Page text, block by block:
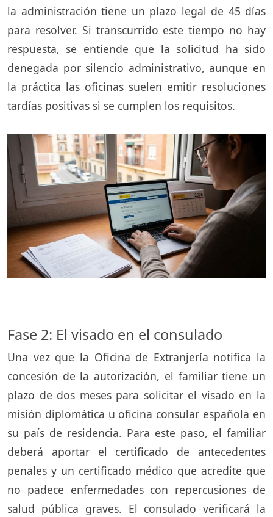
la administración tiene un plazo legal de 45 días
para resolver. Si transcurrido este tiempo no hay
respuesta, se entiende que la solicitud ha sido
denegada por silencio administrativo, aunque en
la práctica las oficinas suelen emitir resoluciones
tardías positivas si se cumplen los requisitos.
Fase 2: El visado en el consulado
Una vez que la Oficina de Extranjería notifica la
concesión de la autorización, el familiar tiene un
plazo de dos meses para solicitar el visado en la
misión diplomática u oficina consular española en
su país de residencia. Para este paso, el familiar
deberá aportar el certificado de antecedentes
penales y un certificado médico que acredite que
no padece enfermedades con repercusiones de
salud pública graves. El consulado verificará la